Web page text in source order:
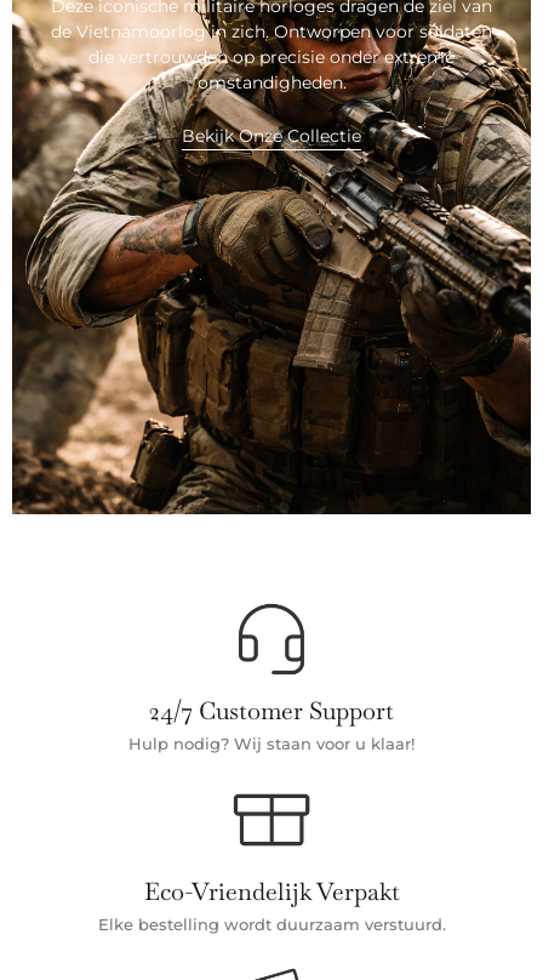
Deze iconische militaire horloges dragen de ziel van
de Vietnamoorlog in zich. Ontworpen voor soldaten
die vertrouwden op precisie onder extreme
omstandigheden.
Bekijk Onze Collectie
24/7 Customer Support
Hulp nodig? Wij staan voor u klaar!
Eco-Vriendelijk Verpakt
Elke bestelling wordt duurzaam verstuurd.